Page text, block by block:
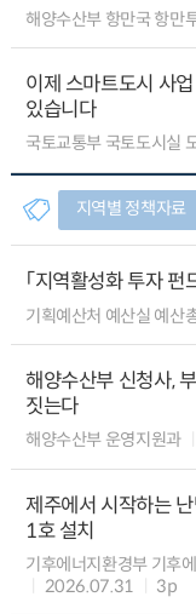
해양수산부 항만국 항만
이제 스마트도시 사
있습니다
국토교통부 국토도시실
지역별 정책자료
「지역활성화 투자
기획예산처 예산실 예산
해양수산부 신청사,
짓는다
해양수산부 운영지원과
제주에서 시작하는
1호 설치
기후에너지환경부 기후
2026.07.31
3p